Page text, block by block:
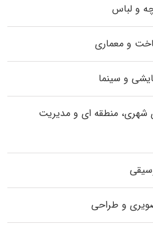
و لباس
و معماری
و سینما
شهری، منطقه‌ ای و مدیریت
و طراحی